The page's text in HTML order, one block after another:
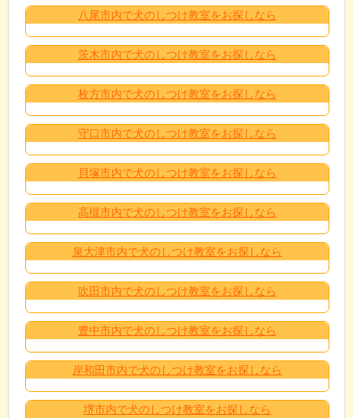
八尾市内で犬のしつけ教室をお探しなら
茨木市内で犬のしつけ教室をお探しなら
枚方市内で犬のしつけ教室をお探しなら
守口市内で犬のしつけ教室をお探しなら
貝塚市内で犬のしつけ教室をお探しなら
高槻市内で犬のしつけ教室をお探しなら
泉大津市内で犬のしつけ教室をお探しなら
吹田市内で犬のしつけ教室をお探しなら
豊中市内で犬のしつけ教室をお探しなら
岸和田市内で犬のしつけ教室をお探しなら
堺市内で犬のしつけ教室をお探しなら